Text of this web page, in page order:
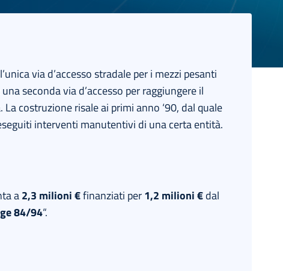
via d’accesso stradale per i mezzi pesanti
seconda via d’accesso per raggiungere il
costruzione risale ai primi anno ‘90, dal quale
interventi manutentivi di una certa entità.
a2,3 milioni €finanziati per1,2 milioni €dal
84/94“.